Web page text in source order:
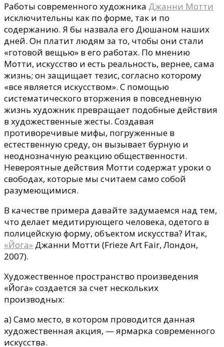
Работы современного художника Джанни Мотти
исключительны как по форме, так и по
содержанию. Я бы назвала его Дюшаном наших
дней. Он платит людям за то, чтобы они стали
«готовой вещью» в его работах. По мнению
Мотти, искусство и есть реальность, вернее, сама
жизнь; он защищает тезис, согласно которому
«все является искусством». С помощью
систематического вторжения в повседневную
жизнь художник превращает подобные действия
в художественные жесты. Создавая
противоречивые мифы, погруженные в
естественную среду, он вызывает бурную и
неоднозначную реакцию общественности.
Невероятные действия Мотти содержат уроки о
свободах, которые мы считаем само собой
разумеющимися.
В качестве примера давайте задумаемся над тем,
что делает медитирующего человека, одетого в
полицейскую форму, объектом искусства? Итак,
«Йога»Джанни Мотти (Frieze Art Fair, Лондон,
2007).
Художественное пространство произведения
«Йога» создается за счет нескольких
производных:
а) Само место, в котором проводится данная
художественная акция, — ярмарка современного
искусства.